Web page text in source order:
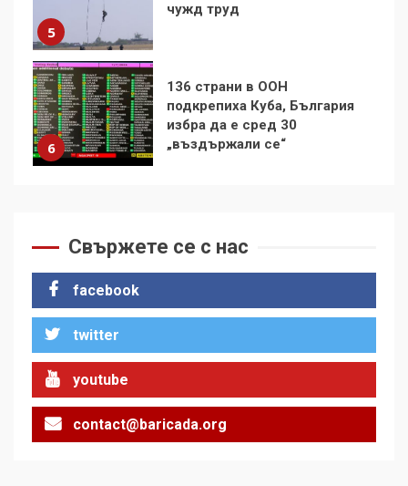
6
избра да е сред 30
7
Удължаването на „Чат
контрола“ в ЕС е обида за
демокрацията
на Черни връх по неговите
2
Аз съм изследовател на
Свържете се с нас
facebook
twitter
youtube
contact@baricada.org